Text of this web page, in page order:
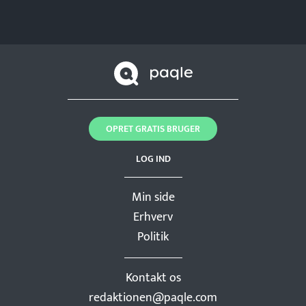
Min side
Erhverv
Politik
Kontakt os
redaktionen@paqle.com
LOG IND
OPRET GRATIS BRUGER